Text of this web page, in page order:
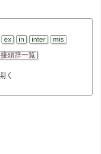
ex in inter mis
接頭辞一覧
く